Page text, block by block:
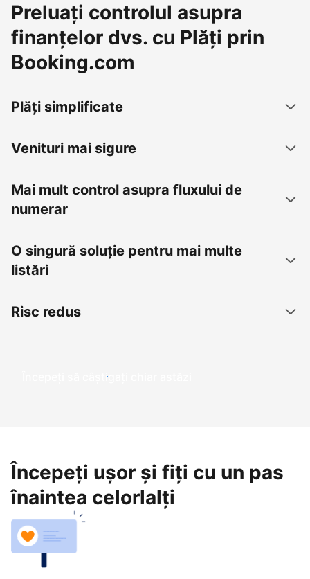
Preluați controlul asupra
finanțelor dvs. cu Plăți prin
Booking.com
Plăți simplificate
Venituri mai sigure
Mai mult control asupra fluxului de
numerar
O singură soluție pentru mai multe
listări
Risc redus
Începeți să câștigați chiar astăzi
Începeți ușor și fiți cu un pas
înaintea celorlalți